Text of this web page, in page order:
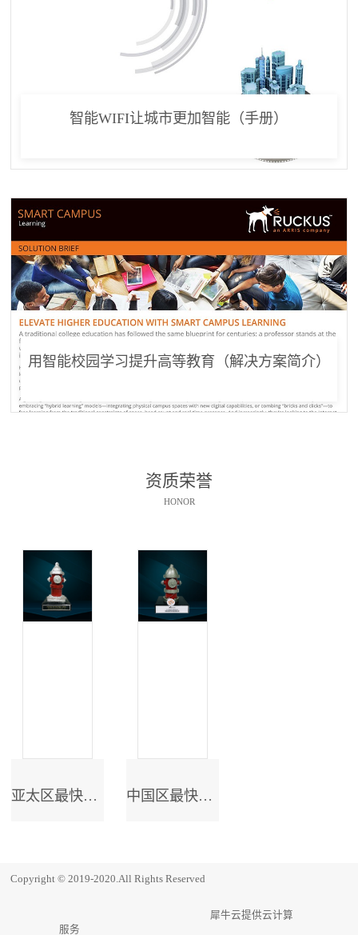
智能WIFI让城市更加智能（手册）
用智能校园学习提升高等教育（解决方案简介）
资质荣誉
HONOR
亚太区最快成长奖 中国区最快成长奖
Copyright © 2019-2020.All Rights Reserved
犀牛云提供云计算
服务